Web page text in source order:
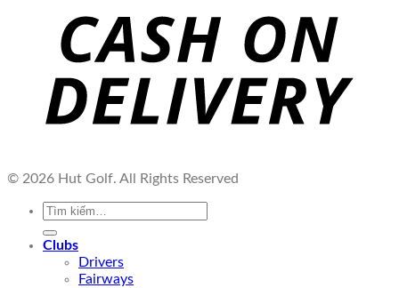
© 2026 Hut Golf. All Rights Reserved
Tìm
Clubs
Drivers
Fairways